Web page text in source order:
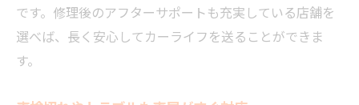
です。修理後のアフターサポートも充実している店舗を
選べば、長く安心してカーライフを送ることができま
す。